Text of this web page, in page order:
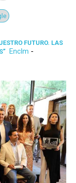
FUTURO. LAS
Enclm -